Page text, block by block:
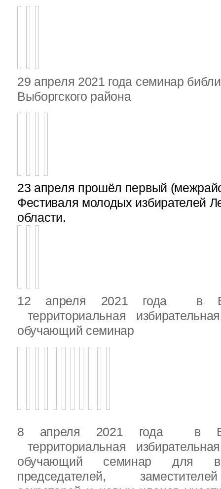
29 апреля 2021 года семинар
Выборгского района
23 апреля прошёл первый
Фестиваля молодых избирателей
области.
12 апреля 2021 года в
территориальная
обучающий семинар
8 апреля 2021 года в
территориальная
обучающий семинар для
председателей,